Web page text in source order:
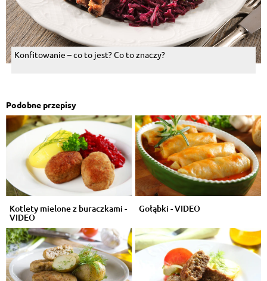
Konfitowanie – co to jest? Co to znaczy?
Podobne przepisy
Kotlety mielone z buraczkami -
VIDEO
Gołąbki - VIDEO